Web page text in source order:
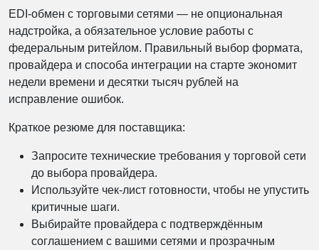
EDI-обмен с торговыми сетями — не опциональная
надстройка, а обязательное условие работы с
федеральным ритейлом. Правильный выбор формата,
провайдера и способа интеграции на старте экономит
недели времени и десятки тысяч рублей на
исправление ошибок.
Краткое резюме для поставщика:
Запросите технические требования у торговой сети
до выбора провайдера.
Используйте чек-лист готовности, чтобы не упустить
критичные шаги.
Выбирайте провайдера с подтверждённым
соглашением с вашими сетями и прозрачным